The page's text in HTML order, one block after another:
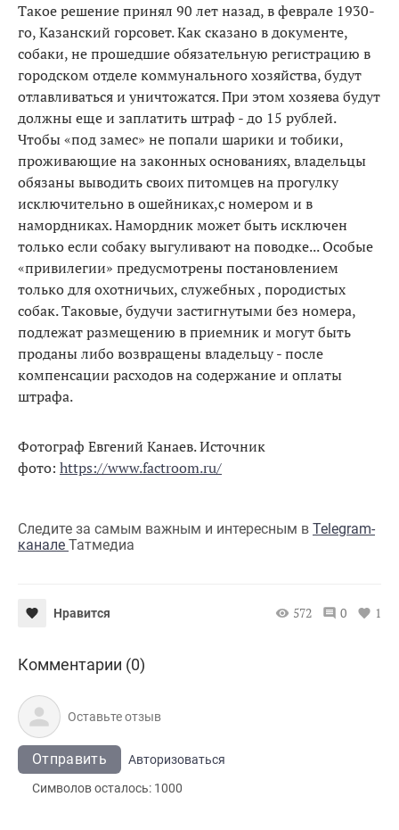
Такое решение принял 90 лет назад, в феврале 1930-
го, Казанский горсовет. Как сказано в документе,
собаки, не прошедшие обязательную регистрацию в
городском отделе коммунального хозяйства, будут
отлавливаться и уничтожатся. При этом хозяева будут
должны еще и заплатить штраф - до 15 рублей.
Чтобы «под замес» не попали шарики и тобики,
проживающие на законных основаниях, владельцы
обязаны выводить своих питомцев на прогулку
исключительно в ошейниках,с номером и в
намордниках. Намордник может быть исключен
только если собаку выгуливают на поводке... Особые
«привилегии» предусмотрены постановлением
только для охотничьих, служебных , породистых
собак. Таковые, будучи застигнутыми без номера,
подлежат размещению в приемник и могут быть
проданы либо возвращены владельцу - после
компенсации расходов на содержание и оплаты
штрафа.
Фотограф Евгений Канаев. Источник
фото: https://www.factroom.ru/
Следите за самым важным и интересным в Telegram-
канале Татмедиа
Нравится 572 0 1
Комментарии (0)
Отправить
Авторизоваться
Символов осталось: 1000